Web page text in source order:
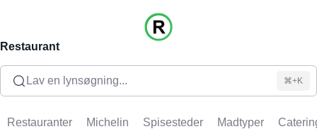
Restaurant
Lav en lynsøgning... ⌘+K
Restauranter Michelin Spisesteder Madtyper